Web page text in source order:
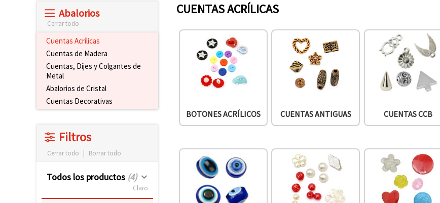
Abalorios
Cerrar todo
Cuentas Acrílicas
Cuentas de Madera
Cuentas, Dijes y Colgantes de
Metal
Abalorios de Cristal
Cuentas Decorativas
Filtros
Cerrar todo | Borrar todo
Todos los productos (4)
Claro
CUENTAS ACRÍLICAS
BOTONES ACRÍLICOS CUENTAS ANTIGUAS CUENTAS CCB